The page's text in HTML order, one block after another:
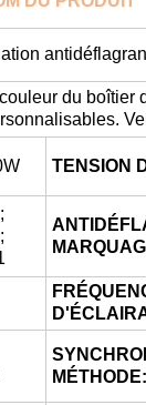
du
TENSION
MÉTHODE: